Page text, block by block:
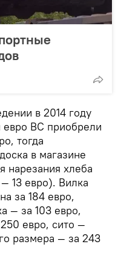
в 2014 году
евро ВС приобрели
тогда
в магазине
нарезания хлеба
13 евро). Вилка
за 184 евро,
— за 103 евро,
евро, сито —
размера — за 243